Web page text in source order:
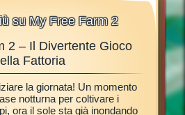
su My Free Farm 2
2 – Il Divertente Gioco
Fattoria
la giornata! Un momento
notturna per coltivare i
ora il sole sta già inondando
Questo